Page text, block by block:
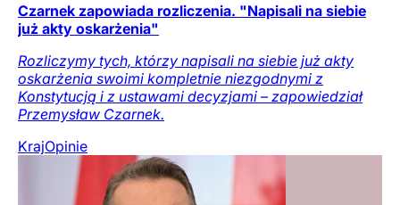
Czarnek zapowiada rozliczenia. "Napisali na siebie
już akty oskarżenia"
Rozliczymy tych, którzy napisali na siebie już akty
oskarżenia swoimi kompletnie niezgodnymi z
Konstytucją i z ustawami decyzjami – zapowiedział
Przemysław Czarnek.
KrajOpinie